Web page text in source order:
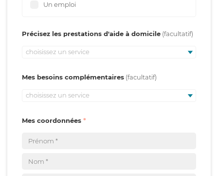
Un emploi
Précisez les prestations d'aide à domicile
choisissez un service
Mes besoins complémentaires
choisissez un service
Mes coordonnées